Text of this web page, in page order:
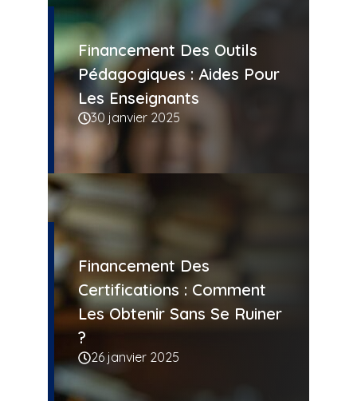
Financement Des Outils
Pédagogiques : Aides Pour
Les Enseignants
30 janvier 2025
Financement Des
Certifications : Comment
Les Obtenir Sans Se Ruiner
?
26 janvier 2025